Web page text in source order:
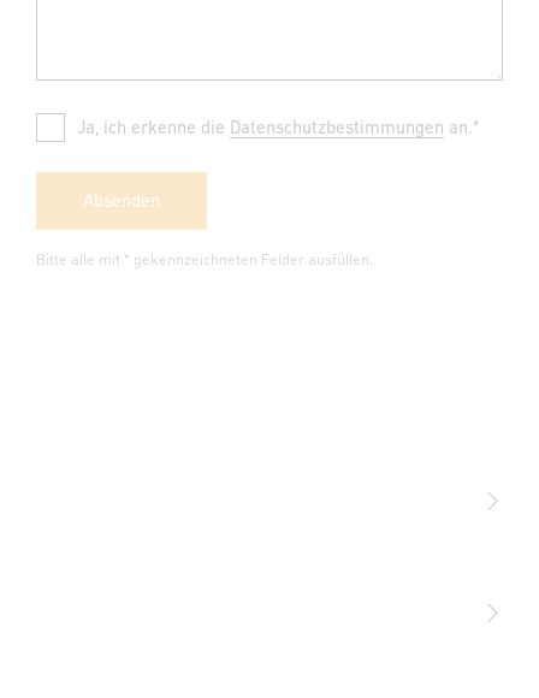
Ja, ich erkenne die Datenschutzbestimmungen an.*
Absenden
Bitte alle mit * gekennzeichneten Felder ausfüllen.